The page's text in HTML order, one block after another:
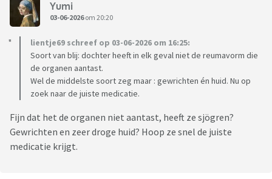
Yumi
03-06-2026om 20:20
lientje69 schreef op 03-06-2026 om 16:25:
Soort van blij: dochter heeft in elk geval niet de reumavorm die
de organen aantast.
Wel de middelste soort zeg maar : gewrichten én huid. Nu op
zoek naar de juiste medicatie.
Fijn dat het de organen niet aantast, heeft ze sjögren?
Gewrichten en zeer droge huid? Hoop ze snel de juiste
medicatie krijgt.